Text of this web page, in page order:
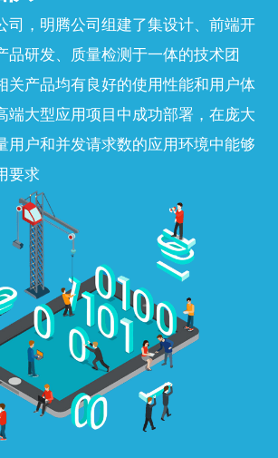
司，明腾公司组建了集设计、前端开
品研发、质量检测于一体的技术团
关产品均有良好的使用性能和用户体
端大型应用项目中成功部署，在庞大
用户和并发请求数的应用环境中能够
要求